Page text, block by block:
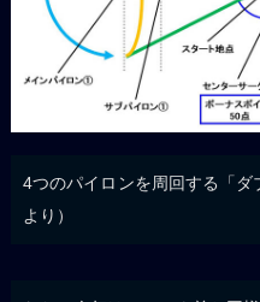
4つのパイロンを周回する「ダ
より）